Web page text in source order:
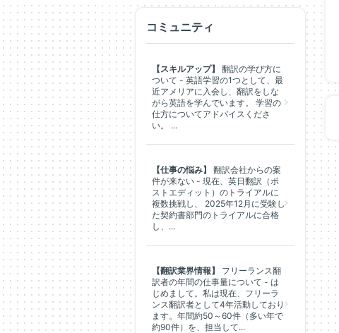
コミュニティ
【スキルアップ】
翻訳の学び方に
ついて - 英語学習の1つとして、最
近アメリアに入会し、翻訳をしな
がら英語を学んでいます。 学習の
仕方についてアドバイスくださ
い。 ...
【仕事の悩み】
翻訳会社からの案
件が来ない - 現在、英日翻訳（ポ
ストエディット）のトライアルに
複数挑戦し、 2025年12月に受験し
た契約書部門のトライアルに合格
し、...
【翻訳業界情報】
フリーランス翻
訳者の年間の仕事量について - は
じめまして。私は現在、フリーラ
ンス翻訳者として4年活動しており
ます。年間約50～60件（多い年で
約90件）を、担当して...